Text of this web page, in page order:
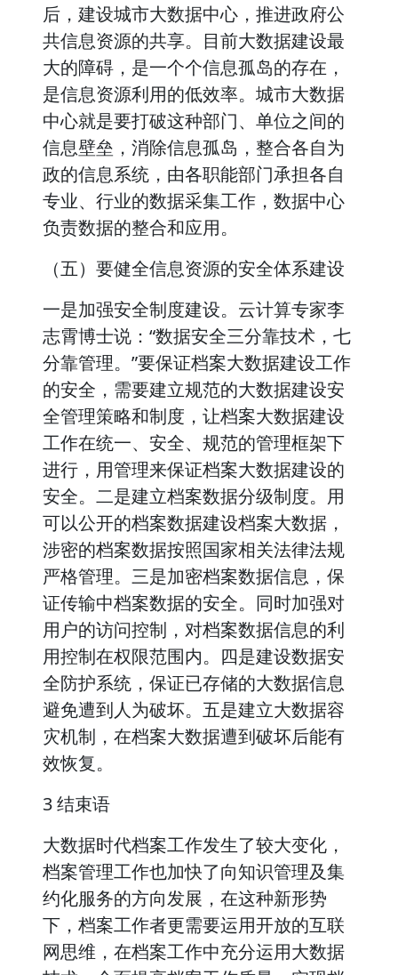
后，建设城市大数据中心，推进政府公
共信息资源的共享。目前大数据建设最
大的障碍，是一个个信息孤岛的存在，
是信息资源利用的低效率。城市大数据
中心就是要打破这种部门、单位之间的
信息壁垒，消除信息孤岛，整合各自为
政的信息系统，由各职能部门承担各自
专业、行业的数据采集工作，数据中心
负责数据的整合和应用。
（五）要健全信息资源的安全体系建设
一是加强安全制度建设。云计算专家李
志霄博士说：“数据安全三分靠技术，七
分靠管理。”要保证档案大数据建设工作
的安全，需要建立规范的大数据建设安
全管理策略和制度，让档案大数据建设
工作在统一、安全、规范的管理框架下
进行，用管理来保证档案大数据建设的
安全。二是建立档案数据分级制度。用
可以公开的档案数据建设档案大数据，
涉密的档案数据按照国家相关法律法规
严格管理。三是加密档案数据信息，保
证传输中档案数据的安全。同时加强对
用户的访问控制，对档案数据信息的利
用控制在权限范围内。四是建设数据安
全防护系统，保证已存储的大数据信息
避免遭到人为破坏。五是建立大数据容
灾机制，在档案大数据遭到破坏后能有
效恢复。
3 结束语
大数据时代档案工作发生了较大变化，
档案管理工作也加快了向知识管理及集
约化服务的方向发展，在这种新形势
下，档案工作者更需要运用开放的互联
网思维，在档案工作中充分运用大数据